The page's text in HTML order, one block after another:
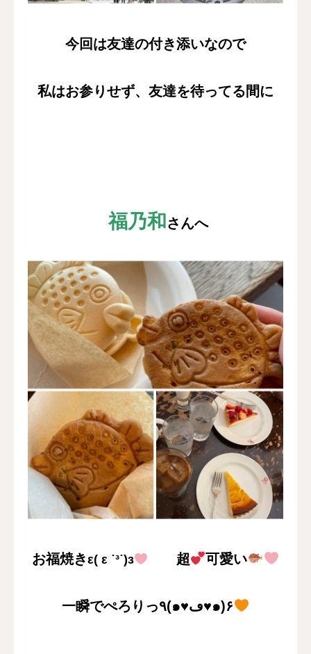
今回は友達の付き添いなので
私はお参りせず、 友達を待ってる間に
福乃和 さんへ
お福焼きε( ε ˙³˙)з 超 可愛い
一瞬でぺろりっ٩(๑♥ڡ♥๑)۶